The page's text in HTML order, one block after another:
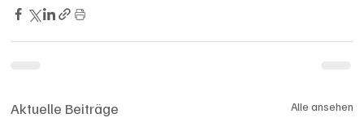
Aktuelle Beiträge Alle ansehen